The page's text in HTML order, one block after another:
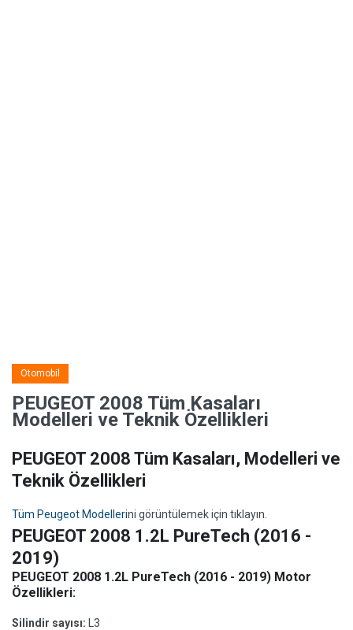
Otomobil
PEUGEOT 2008 Tüm Kasaları
Modelleri ve Teknik Özellikleri
PEUGEOT 2008 Tüm Kasaları, Modelleri ve
Teknik Özellikleri
Tüm Peugeot Modellerini görüntülemek için tıklayın.
PEUGEOT 2008 1.2L PureTech (2016 -
2019)
PEUGEOT 2008 1.2L PureTech (2016 - 2019) Motor
Özellikleri:
Silindir sayısı: L3